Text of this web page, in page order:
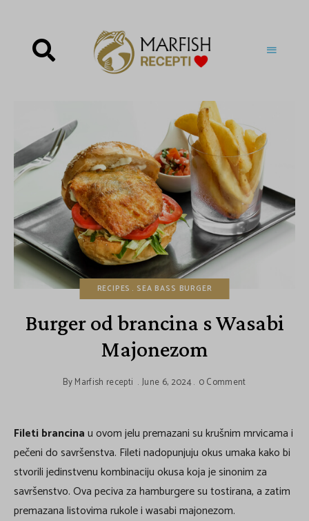
RECIPES SEA BASS BURGER
Burger od brancina s Wasabi
Majonezom
ByMarfish recepti June 6, 2024 0 Comment
Fileti brancinau ovom jelu premazani su krušnim mrvicama i
pečeni do savršenstva. Fileti nadopunjuju okus umaka kako bi
stvorili jedinstvenu kombinaciju okusa koja je sinonim za
savršenstvo. Ova peciva za hamburgere su tostirana, a zatim
premazana listovima rukole i wasabi majonezom.